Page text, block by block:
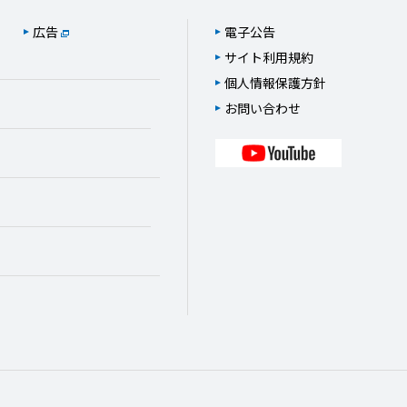
広告
電子公告
サイト利用規約
個人情報保護方針
お問い合わせ